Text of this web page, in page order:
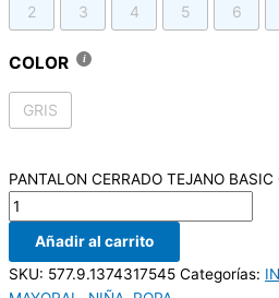
2 3 4 5 6
COLOR
GRIS
PANTALON CERRADO TEJANO
Añadir al carrito
SKU: 577.9.1374317545 Categorías: